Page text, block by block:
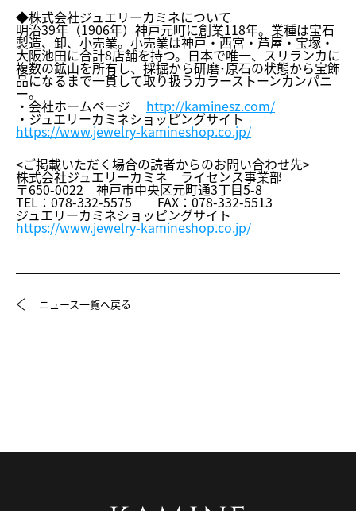
◆株式会社ジュエリーカミネについて
明治39年（1906年）神戸元町に創業118年。 業種は宝石
製造、卸、小売業。小売業は神戸・西宮・芦屋・宝塚・
大阪池田に合計8店舗を持つ。日本で唯一、 スリランカに
複数の鉱山を所有し、採掘から研磨･原石の状態から宝飾
品になるまで一貫して取り扱うカラーストーンカンパニ
ー。
・会社ホームページ http://kaminesz.com/
・ジュエリーカミネショッピングサイト
https://www.jewelry-kamineshop.co.jp/
<ご掲載いただく場合の読者からのお問い合わせ先>
株式会社ジュエリーカミネ ライセンス事業部
〒650-0022 神戸市中央区元町通3丁目5-8
TEL：078-332-5575 FAX：078-332-5513
ジュエリーカミネショッピングサイト
https://www.jewelry-kamineshop.co.jp/
ニュース一覧へ戻る